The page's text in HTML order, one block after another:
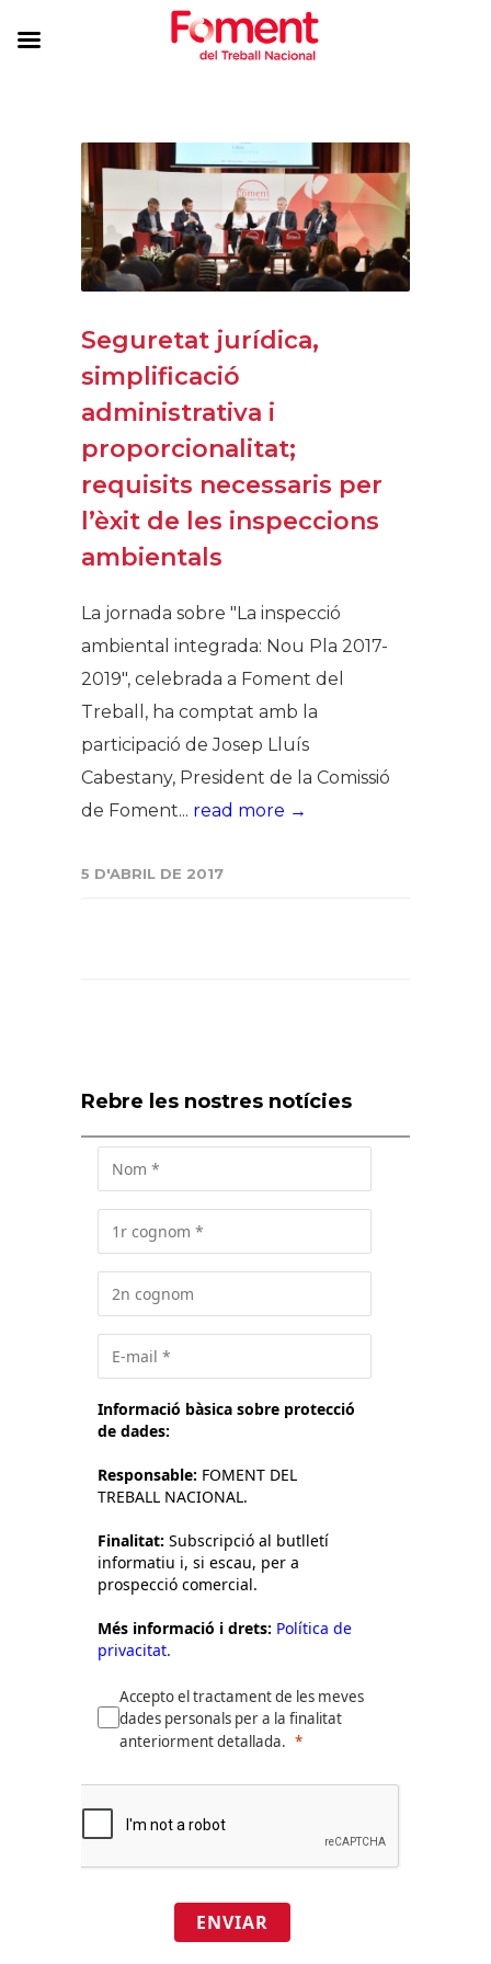
Seguretat jurídica,
simplificació
administrativa i
proporcionalitat;
requisits necessaris per
l’èxit de les inspeccions
ambientals
La jornada sobre "La inspecció
ambiental integrada: Nou Pla 2017-
2019", celebrada a Foment del
Treball, ha comptat amb la
participació de Josep Lluís
Cabestany, President de la Comissió
de Foment... read more →
5 D'ABRIL DE 2017
Rebre les nostres notícies
Informació bàsica sobre protecció
de dades:
Responsable: FOMENT DEL
TREBALL NACIONAL.
Finalitat: Subscripció al butlletí
informatiu i, si escau, per a
prospecció comercial.
Més informació i drets: Política de
privacitat.
Accepto el tractament de les meves
dades personals per a la finalitat
anteriorment detallada.
ENVIAR